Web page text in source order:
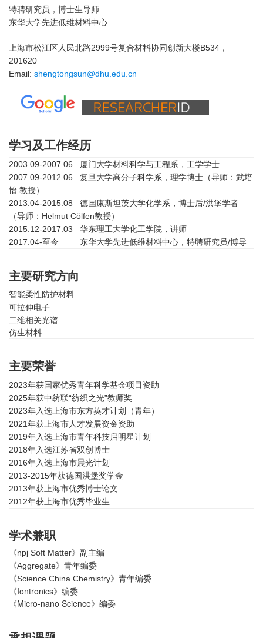
特聘研究员，博士生导师
东华大学先进低维材料中心
上海市松江区人民北路2999号复合材料协同创新大楼B534，
201620
Email: shengtongsun@dhu.edu.cn
学习及工作经历
2003.09-2007.06 厦门大学材料科学与工程系，工学学士
2007.09-2012.06 复旦大学高分子科学系，理学博士（导师：武培
怡 教授）
2013.04-2015.08 德国康斯坦茨大学化学系，博士后/洪堡学者
（导师：Helmut Cölfen教授）
2015.12-2017.03 华东理工大学化工学院，讲师
2017.04-至今 东华大学先进低维材料中心，特聘研究员/博导
主要研究方向
智能柔性防护材料
可拉伸电子
二维相关光谱
仿生材料
主要荣誉
2023年获国家优秀青年科学基金项目资助
2025年获中纺联“纺织之光”教师奖
2023年入选上海市东方英才计划（青年）
2021年获上海市人才发展资金资助
2019年入选上海市青年科技启明星计划
2018年入选江苏省双创博士
2016年入选上海市晨光计划
2013-2015年获德国洪堡奖学金
2013年获上海市优秀博士论文
2012年获上海市优秀毕业生
学术兼职
《npj Soft Matter》副主编
《Aggregate》青年编委
《Science China Chemistry》青年编委
《Iontronics》编委
《Micro-nano Science》编委